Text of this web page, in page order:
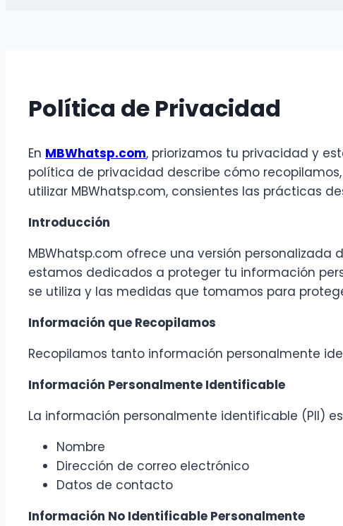
Política de Privacidad
En MBWhatsp.com, priorizamos tu privacidad y
política de privacidad describe cómo
utilizar MBWhatsp.com, consientes las prácticas
Introducción
MBWhatsp.com ofrece una versión
estamos dedicados a proteger tu información
se utiliza y las medidas que tomamos para
Información que Recopilamos
Recopilamos tanto información personalmente
Información Personalmente Identificable
La información personalmente identificable (PII)
Nombre
Dirección de correo electrónico
Datos de contacto
Información No Identificable Personalmente